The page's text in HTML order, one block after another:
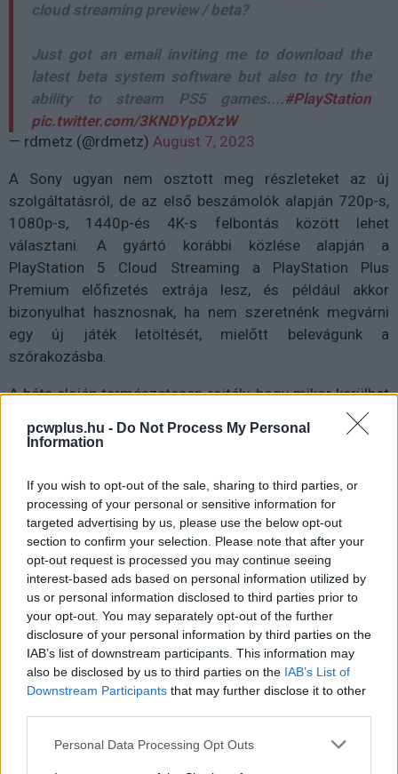
pcwplus.hu - Do Not Process My Personal
Information
If you wish to opt-out of the sale, sharing to third parties, or
processing of your personal or sensitive information for
targeted advertising by us, please use the below opt-out
section to confirm your selection. Please note that after your
opt-out request is processed you may continue seeing
interest-based ads based on personal information utilized by
us or personal information disclosed to third parties prior to
your opt-out. You may separately opt-out of the further
disclosure of your personal information by third parties on the
IAB’s list of downstream participants. This information may
also be disclosed by us to third parties on the IAB’s List of
Downstream Participants that may further disclose it to other
Please note that this website/app uses one or more Google
Personal Data Processing Opt Outs
cloud streaming preview / beta?
Just got an email inviting me to download the
latest beta system software but also to try the
ability to stream PS5 games....#PlayStation
pic.twitter.com/3KNDYpDXzW
— rdmetz (@rdmetz) August 7, 2023
A Sony ugyan nem osztott meg részleteket az új
szolgáltatásról, de az első beszámolók alapján 720p-s,
1080p-s, 1440p-és 4K-s felbontás között lehet
választani. A gyártó korábbi közlése alapján a
PlayStation 5 Cloud Streaming a PlayStation Plus
Premium előfizetés extrája lesz, és például akkor
bizonyulhat hasznosnak, ha nem szeretnénk megvárni
egy új játék letöltését, mielőtt belevágunk a
szórakozásba.
A béta elején természetesen rejtély, hogy mikor kerülhet
sor az éles rajtra, de nem kizárt, hogy a japánok a
megjelenés előtt álló remote play kézikonzol, a valamikor
A hardver kapcsán ugyanakkor a Sony eddig nem utalt
arra, hogy az másra is alkalmas lenne a közvetlenül a
PlayStation 5-ről streamelt tételek életre keltése mellett.
Pulzusméréssel segíti a biztonságos mozgást az új
balatoni kardioösvény (X)
4 és egy 8 km-es egészségügyi tanösvény nyílt
Balatonalmádiban.
#playstation 5 #cloud streaming
#felhő